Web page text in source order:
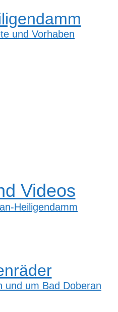
und Vorhaben
Videos
Heiligendamm
und um Bad Doberan